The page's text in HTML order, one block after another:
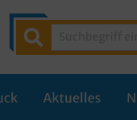
Aktuelles